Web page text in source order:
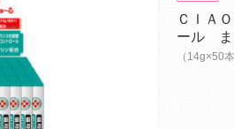
ＣＩＡ
ール ま
（14g×50